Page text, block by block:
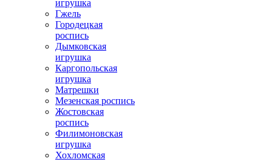
игрушка
Гжель
Городецкая
роспись
Дымковская
игрушка
Каргопольская
игрушка
Матрешки
Мезенская роспись
Жостовская
роспись
Филимоновская
игрушка
Хохломская